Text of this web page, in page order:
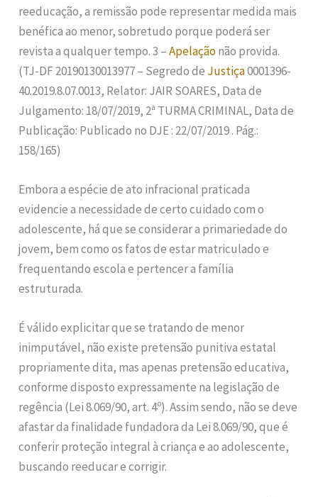
reeducação, a remissão pode representar medida mais
benéfica ao menor, sobretudo porque poderá ser
revista a qualquer tempo. 3 –Apelaçãonão provida.
(TJ-DF 20190130013977 – Segredo de Justiça0001396-
40.2019.8.07.0013, Relator: JAIR SOARES, Data de
Julgamento: 18/07/2019, 2ª TURMA CRIMINAL, Data de
Publicação: Publicado no DJE : 22/07/2019 . Pág.:
158/165)
Embora a espécie de ato infracional praticada
evidencie a necessidade de certo cuidado com o
adolescente, há que se considerar a primariedade do
jovem, bem como os fatos de estar matriculado e
frequentando escola e pertencer a família
estruturada.
É válido explicitar que se tratando de menor
inimputável, não existe pretensão punitiva estatal
propriamente dita, mas apenas pretensão educativa,
conforme disposto expressamente na legislação de
regência (Lei 8.069/90, art. 4º). Assim sendo, não se deve
afastar da finalidade fundadora da Lei 8.069/90, que é
conferir proteção integral à criança e ao adolescente,
buscando reeducar e corrigir.